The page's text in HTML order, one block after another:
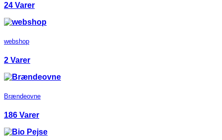
24 Varer
webshop
2 Varer
Brændeovne
186 Varer